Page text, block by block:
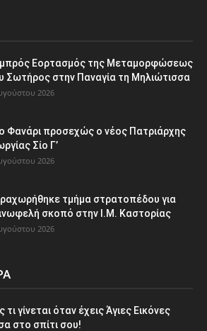
Εορτασμός της Μεταμορφώσεως
Σωτήρος στην Παναγία τη Μηλιώτισσα
2026
Φανάρι προσεχώς ο νέος Πατριάρχης
Σίο Γ’
2026
τμήμα στρατοπέδου για
σκοπό στην Ι.Μ. Καστορίας
2026
τι γίνεται όταν έχεις Άγιες Εικόνες
στο σπίτι σου!